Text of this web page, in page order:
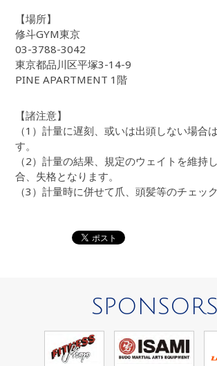
【場所】
修斗GYM東京
03-3788-3042
東京都品川区平塚3-14-9
PINE APARTMENT 1階
【諸注意】
（1）計量に遅刻、或いは出頭しない場合
す。
（2）計量の結果、規定のウェイトを維持
合、失格となります。
（3）計量時に併せて爪、頭髪等のチェッ
SPONSORS